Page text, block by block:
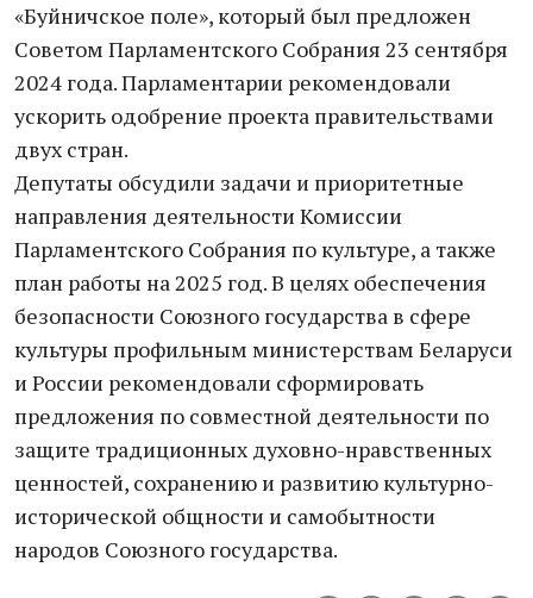
«Буйничское поле», который был предложен
Советом Парламентского Собрания 23 сентября
2024 года. Парламентарии рекомендовали
ускорить одобрение проекта правительствами
двух стран.
Депутаты обсудили задачи и приоритетные
направления деятельности Комиссии
Парламентского Собрания по культуре, а также
план работы на 2025 год. В целях обеспечения
безопасности Союзного государства в сфере
культуры профильным министерствам Беларуси
и России рекомендовали сформировать
предложения по совместной деятельности по
защите традиционных духовно-нравственных
ценностей, сохранению и развитию культурно-
исторической общности и самобытности
народов Союзного государства.